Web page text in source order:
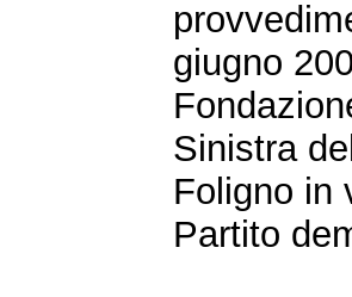
giugno
Sinistra
Foligno in
Partito